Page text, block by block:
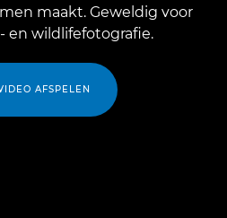
maakt. Geweldig voor
en wildlifefotografie.
AFSPELEN